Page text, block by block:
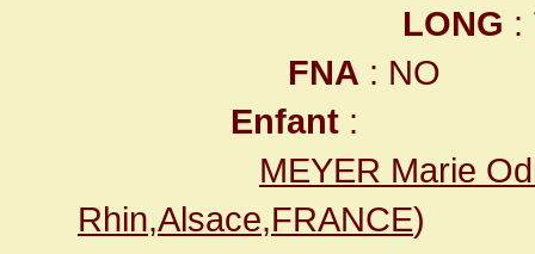
LONG :
FNA : NO
Enfant :
MEYER Marie
Rhin,Alsace,FRANCE)